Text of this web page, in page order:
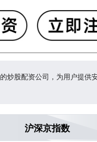
炒股配资公司，为用户提供
沪深京指数